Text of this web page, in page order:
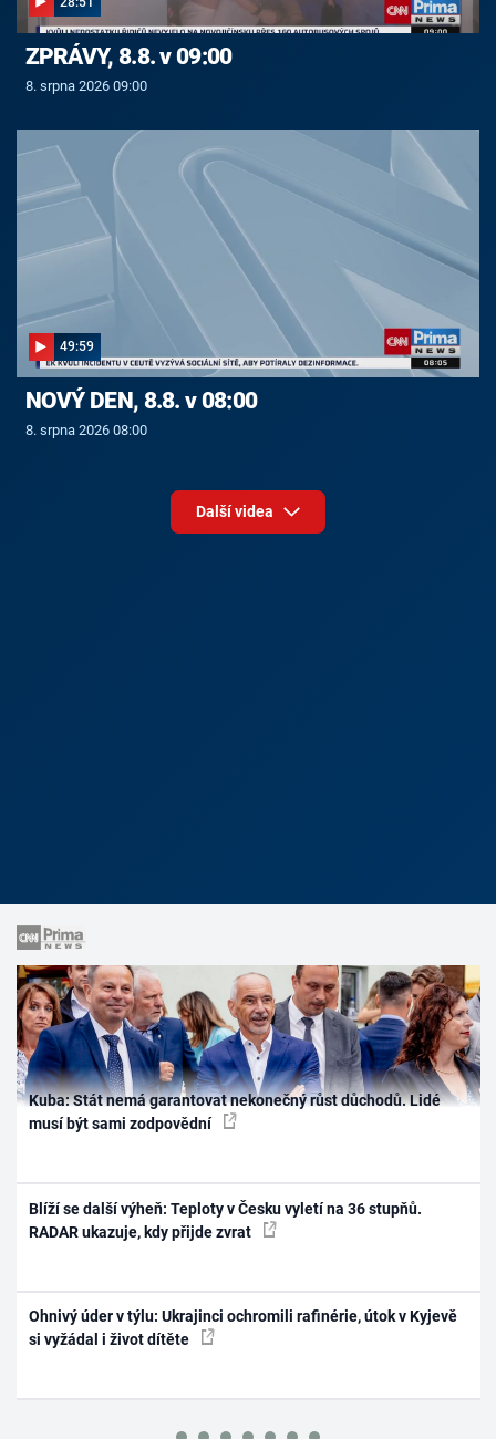
ZPRÁVY, 8.8. v 09:00
8. srpna 2026 09:00
49:59
NOVÝ DEN, 8.8. v 08:00
8. srpna 2026 08:00
Další videa
Kuba: Stát nemá garantovat nekonečný růst důchodů. Lidé
musí být sami zodpovědní
Blíží se další výheň: Teploty v Česku vyletí na 36 stupňů.
RADAR ukazuje, kdy přijde zvrat
Ohnivý úder v týlu: Ukrajinci ochromili rafinérie, útok v Kyjevě
si vyžádal i život dítěte